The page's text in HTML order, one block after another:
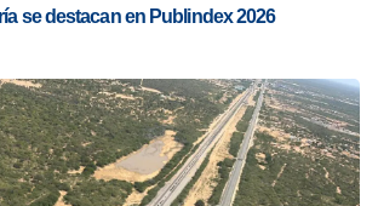
se destacan en Publindex 2026